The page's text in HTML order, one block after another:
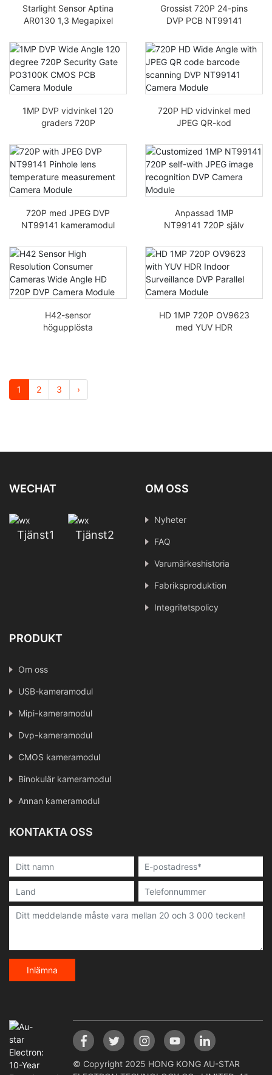
Starlight Sensor Aptina
AR0130 1,3 Megapixel
Live-streaming
Grossist 720P 24-pins
DVP PCB NT99141
liten kameramodul
1MP DVP vidvinkel 120
graders 720P
PO3100K CMOS PCB
kameramodul
720P HD vidvinkel med
JPEG QR-kod
NT99141 kameramodul
720P med JPEG DVP
NT99141 kameramodul
linstemperaturen i nålhål
Anpassad 1MP
NT99141 720P själv
bildigenkänning DVP
kameramodul
H42-sensor
högupplösta
HD 1MP 720P OV9623
med YUV HDR
1 2 3 ›
WECHAT
Tjänst1 Tjänst2
OM OSS
Nyheter
FAQ
Varumärkeshistoria
Fabriksproduktion
Integritetspolicy
PRODUKT
Om oss
USB-kameramodul
Mipi-kameramodul
Dvp-kameramodul
CMOS kameramodul
Binokulär kameramodul
Annan kameramodul
KONTAKTA OSS
Inlämna
© Copyright 2025 HONG KONG AU-STAR